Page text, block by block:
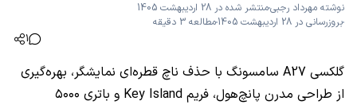
نوشته مهرداد رجبیمنتشر شده در 28 اردیبهشت 1405
بروزرسانی در 28 اردیبهشت 1405
مطالعه 3 دقیقه
1
گلکسی A27 سامسونگ با حذف ناچ قطره‌ای نمایشگر، بهره‌گیری
از طراحی مدرن پانچ‌هول، فریم Key Island و باتری ۵۰۰۰